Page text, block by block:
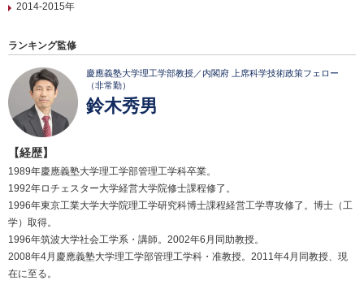
2014-2015年
ランキング監修
慶應義塾大学理工学部教授／内閣府 上席科学技術政策フェロー
（非常勤）
鈴木秀男
【経歴】
1989年慶應義塾大学理工学部管理工学科卒業。
1992年ロチェスター大学経営大学院修士課程修了。
1996年東京工業大学大学院理工学研究科博士課程経営工学専攻修了。博士（工
学）取得。
1996年筑波大学社会工学系・講師。2002年6月同助教授。
2008年4月慶應義塾大学理工学部管理工学科・准教授。2011年4月同教授、現
在に至る。